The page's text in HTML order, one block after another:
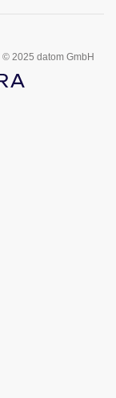
© 2025 datom GmbH